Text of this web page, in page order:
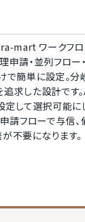
mart ワークフロ
申請・並列フロ
で簡単に設定。
求した設計です
して選択可能に
請フローで与信
不要になります。